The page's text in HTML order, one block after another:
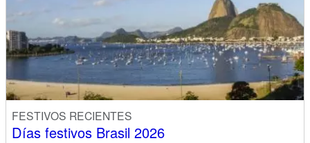
FESTIVOS RECIENTES
Días festivos Brasil 2026